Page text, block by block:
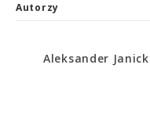
Autorzy
Aleksander